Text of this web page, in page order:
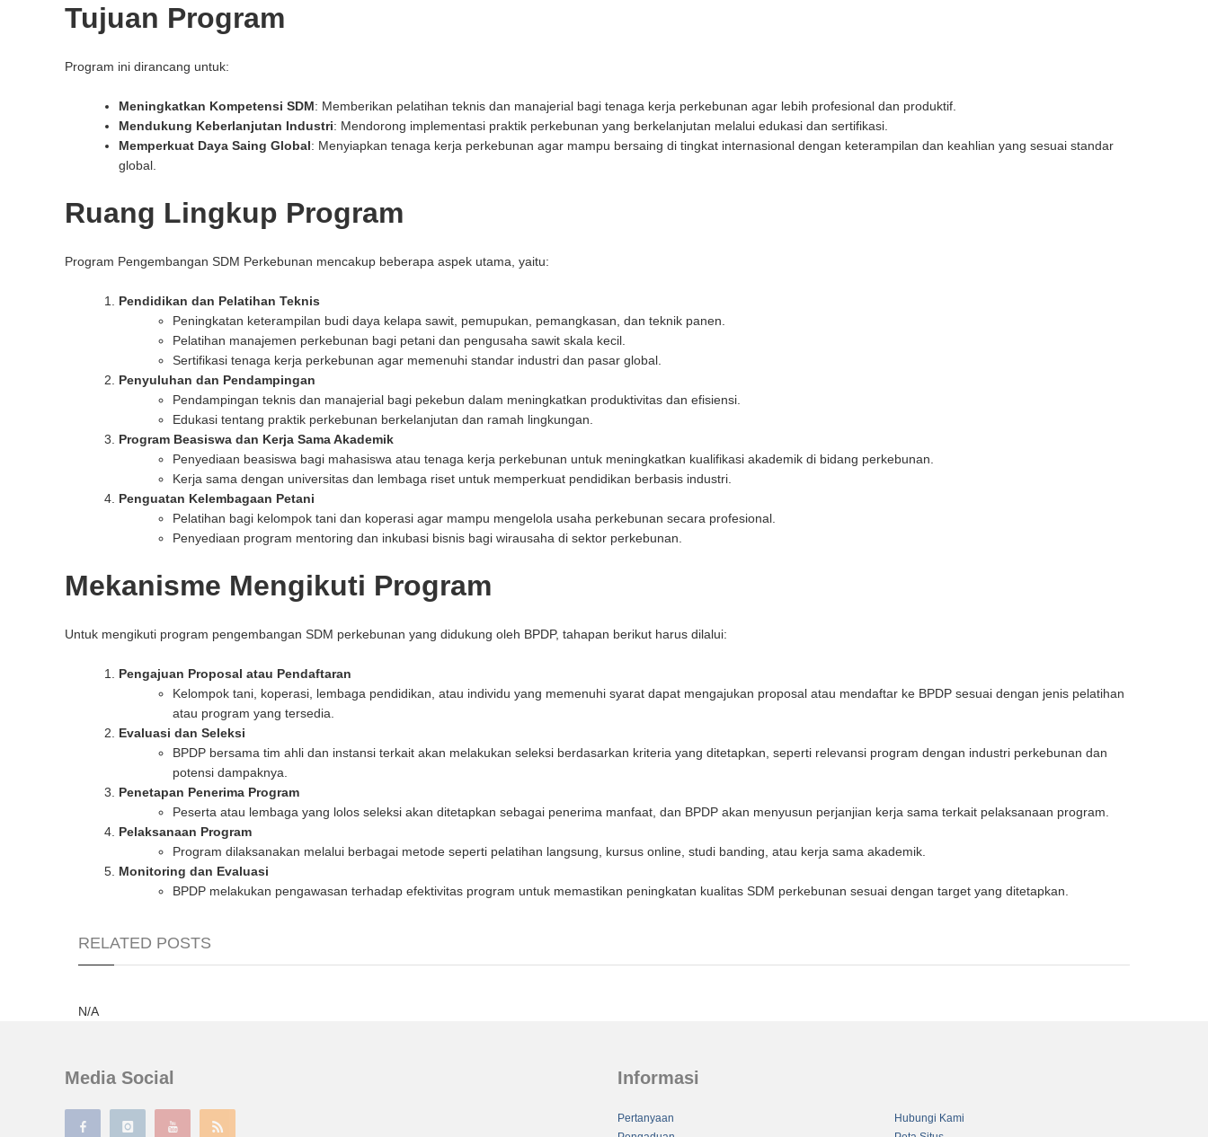
Tujuan Program
Program ini dirancang untuk:
Meningkatkan Kompetensi SDM: Memberikan pelatihan teknis dan manajerial bagi tenaga kerja perkebunan agar lebih profesional dan produktif.
Mendukung Keberlanjutan Industri: Mendorong implementasi praktik perkebunan yang berkelanjutan melalui edukasi dan sertifikasi.
Memperkuat Daya Saing Global: Menyiapkan tenaga kerja perkebunan agar mampu bersaing di tingkat internasional dengan keterampilan dan keahlian yang sesuai standar
global.
Ruang Lingkup Program
Program Pengembangan SDM Perkebunan mencakup beberapa aspek utama, yaitu:
Pendidikan dan Pelatihan Teknis
Peningkatan keterampilan budi daya kelapa sawit, pemupukan, pemangkasan, dan teknik panen.
Pelatihan manajemen perkebunan bagi petani dan pengusaha sawit skala kecil.
Sertifikasi tenaga kerja perkebunan agar memenuhi standar industri dan pasar global.
Penyuluhan dan Pendampingan
Pendampingan teknis dan manajerial bagi pekebun dalam meningkatkan produktivitas dan efisiensi.
Edukasi tentang praktik perkebunan berkelanjutan dan ramah lingkungan.
Program Beasiswa dan Kerja Sama Akademik
Penyediaan beasiswa bagi mahasiswa atau tenaga kerja perkebunan untuk meningkatkan kualifikasi akademik di bidang perkebunan.
Kerja sama dengan universitas dan lembaga riset untuk memperkuat pendidikan berbasis industri.
Penguatan Kelembagaan Petani
Pelatihan bagi kelompok tani dan koperasi agar mampu mengelola usaha perkebunan secara profesional.
Penyediaan program mentoring dan inkubasi bisnis bagi wirausaha di sektor perkebunan.
Mekanisme Mengikuti Program
Untuk mengikuti program pengembangan SDM perkebunan yang didukung oleh BPDP, tahapan berikut harus dilalui:
Pengajuan Proposal atau Pendaftaran
Kelompok tani, koperasi, lembaga pendidikan, atau individu yang memenuhi syarat dapat mengajukan proposal atau mendaftar ke BPDP sesuai dengan jenis pelatihan
atau program yang tersedia.
Evaluasi dan Seleksi
BPDP bersama tim ahli dan instansi terkait akan melakukan seleksi berdasarkan kriteria yang ditetapkan, seperti relevansi program dengan industri perkebunan dan
potensi dampaknya.
Penetapan Penerima Program
Peserta atau lembaga yang lolos seleksi akan ditetapkan sebagai penerima manfaat, dan BPDP akan menyusun perjanjian kerja sama terkait pelaksanaan program.
Pelaksanaan Program
Program dilaksanakan melalui berbagai metode seperti pelatihan langsung, kursus online, studi banding, atau kerja sama akademik.
Monitoring dan Evaluasi
BPDP melakukan pengawasan terhadap efektivitas program untuk memastikan peningkatan kualitas SDM perkebunan sesuai dengan target yang ditetapkan.
RELATED POSTS
N/A
Media Social Informasi
Pertanyaan
Hubungi Kami